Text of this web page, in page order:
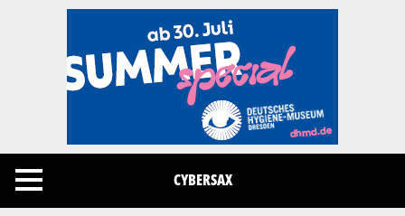
CYBERSAX
Cookies management panel